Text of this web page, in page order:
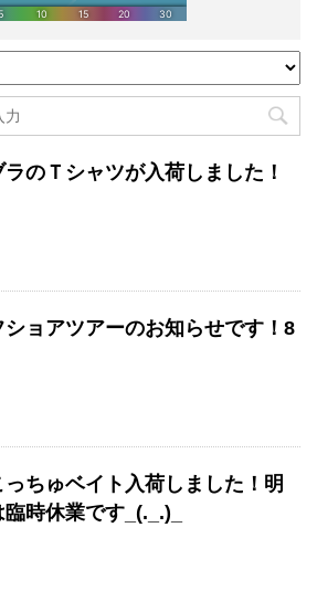
ラのＴシャツが入荷しました！
ショアツアーのお知らせです！8
っちゅベイト入荷しました！明
臨時休業です_(._.)_